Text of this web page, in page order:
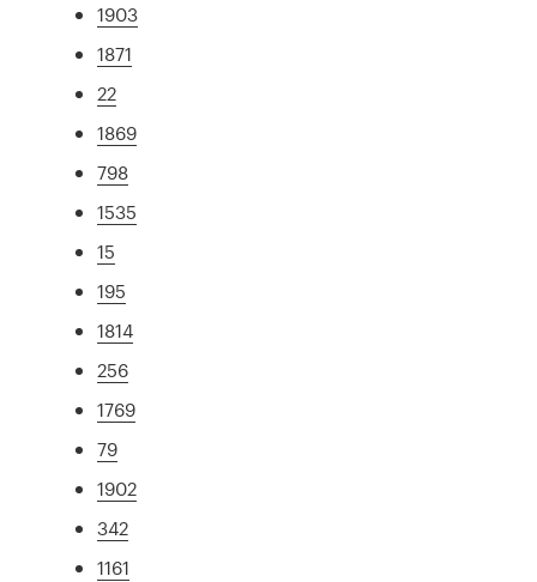
1903
1871
22
1869
798
1535
15
195
1814
256
1769
79
1902
342
1161